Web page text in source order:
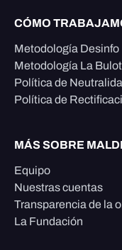
CÓMO
Metodología Desinfo
Metodología La
Política de
Política de
MÁS SOBRE
Equipo
Nuestras cuentas
Transparencia de la
La Fundación